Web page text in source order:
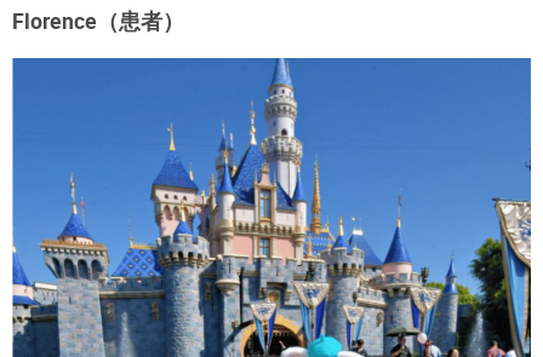
Florence（患者）